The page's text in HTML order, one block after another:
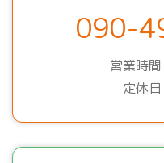
090-
営業時
定休